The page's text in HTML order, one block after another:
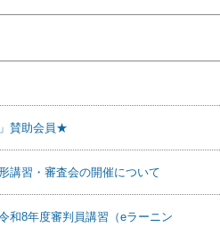
賛助会員★
講習・審査会の開催について
和8年度審判員講習（eラーニン